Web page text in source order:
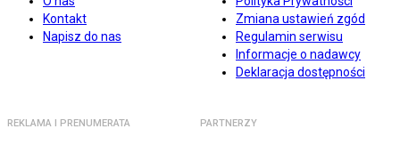
Kontakt
Napisz do nas
Zmiana ustawień zgód
Regulamin serwisu
Informacje o nadawcy
Deklaracja dostępności
REKLAMA I PRENUMERATA PARTNERZY